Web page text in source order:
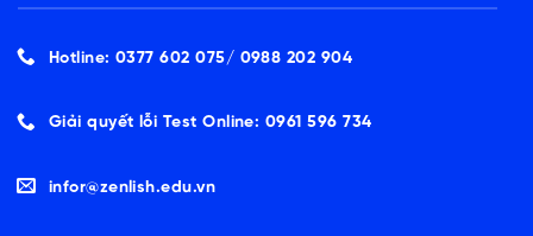
Hotline: 0377 602 075/ ‭0988 202 904‬
Giải quyết lỗi Test Online: 0961 596 734
infor@zenlish.edu.vn